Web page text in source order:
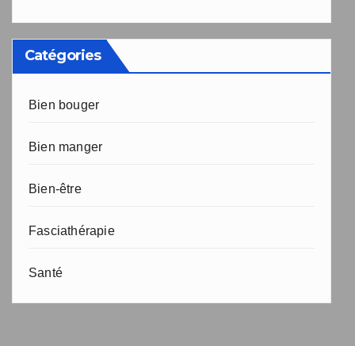
Catégories
Bien bouger
Bien manger
Bien-être
Fasciathérapie
Santé